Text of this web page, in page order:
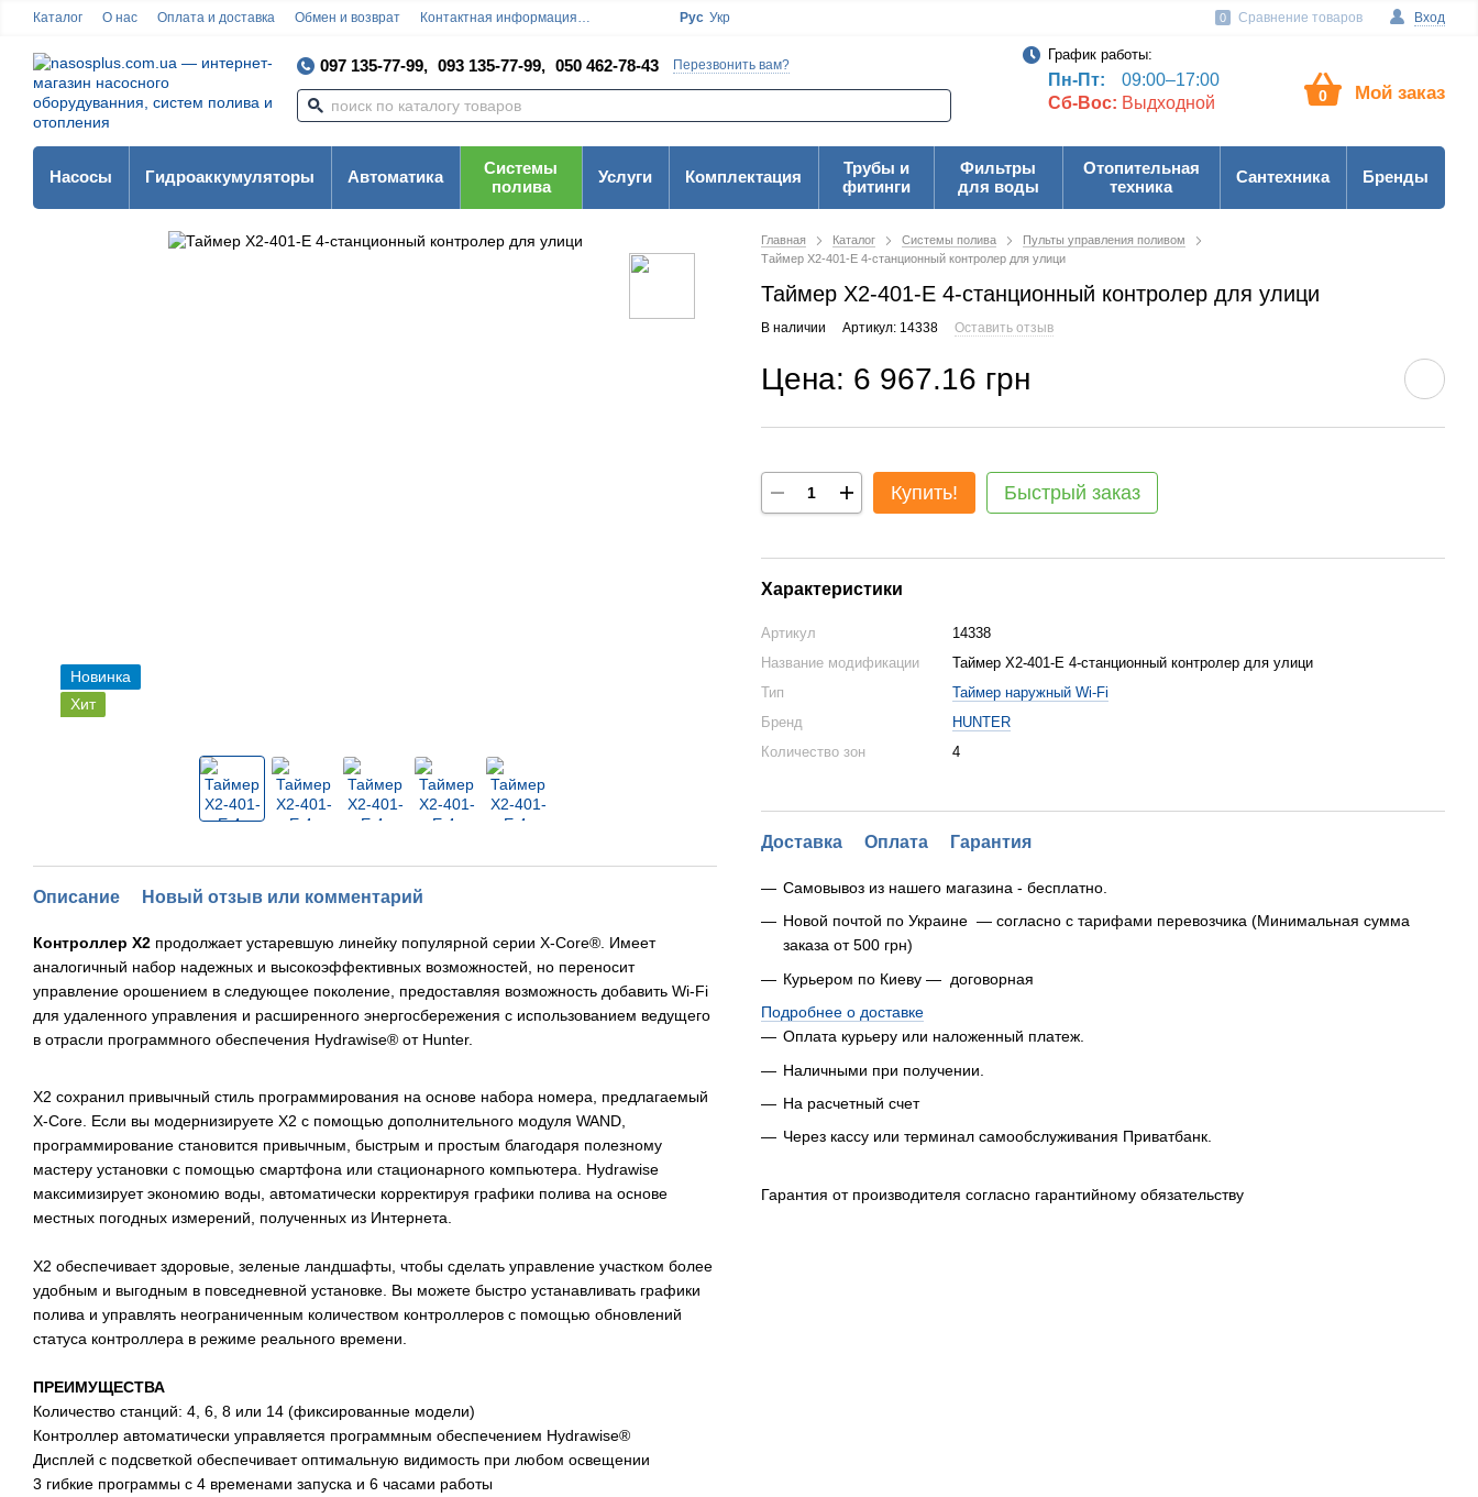
Каталог О нас Оплата и доставка Обмен и возврат Контактная информация Пользовательское соглашение Вход
0 Сравнение товаров
Рус Укр
097 135-77-99, 093 135-77-99, 050 462-78-43 Перезвонить вам?
График работы:
Пн-Пт:
09:00–17:00
Сб-Вос: Выдходной 0 Мой заказ
Насосы Гидроаккумуляторы Автоматика
Системы
полива
Услуги Комплектация
Трубы и
фитинги
Фильтры
для воды
Отопительная
техника
Сантехника Бренды
Новинка
Хит
Описание Новый отзыв или комментарий
Контроллер X2 продолжает устаревшую линейку популярной серии X-Core®. Имеет
аналогичный набор надежных и высокоэффективных возможностей, но переносит
управление орошением в следующее поколение, предоставляя возможность добавить Wi-Fi
для удаленного управления и расширенного энергосбережения с использованием ведущего
в отрасли программного обеспечения Hydrawise® от Hunter.
X2 сохранил привычный стиль программирования на основе набора номера, предлагаемый
X-Core. Если вы модернизируете X2 с помощью дополнительного модуля WAND,
программирование становится привычным, быстрым и простым благодаря полезному
мастеру установки с помощью смартфона или стационарного компьютера. Hydrawise
максимизирует экономию воды, автоматически корректируя графики полива на основе
местных погодных измерений, полученных из Интернета.
X2 обеспечивает здоровые, зеленые ландшафты, чтобы сделать управление участком более
удобным и выгодным в повседневной установке. Вы можете быстро устанавливать графики
полива и управлять неограниченным количеством контроллеров с помощью обновлений
статуса контроллера в режиме реального времени.
ПРЕИМУЩЕСТВА
Количество станций: 4, 6, 8 или 14 (фиксированные модели)
Контроллер автоматически управляется программным обеспечением Hydrawise®
Дисплей с подсветкой обеспечивает оптимальную видимость при любом освещении
3 гибкие программы с 4 временами запуска и 6 часами работы
Главная Каталог Системы полива
Пульты управления поливом
Таймер X2-401-E 4-станционный контролер для улици
Таймер X2-401-E 4-станционный контролер для улици
В наличии Артикул: 14338 Оставить отзыв
Цена: 6 967.16 грн
Купить! Быстрый заказ
Характеристики
Артикул
14338
Название модификации
Таймер X2-401-E 4-станционный контролер для улици
Тип
Таймер наружный Wi-Fi
Бренд
HUNTER
Количество зон
4
Доставка Оплата Гарантия
Самовывоз из нашего магазина - бесплатно.
Новой почтой по Украине — согласно с тарифами перевозчика (Минимальная сумма
заказа от 500 грн)
Курьером по Киеву — договорная
Подробнее о доставке
Оплата курьеру или наложенный платеж.
Наличными при получении.
На расчетный счет
Через кассу или терминал самообслуживания Приватбанк.
Гарантия от производителя согласно гарантийному обязательству